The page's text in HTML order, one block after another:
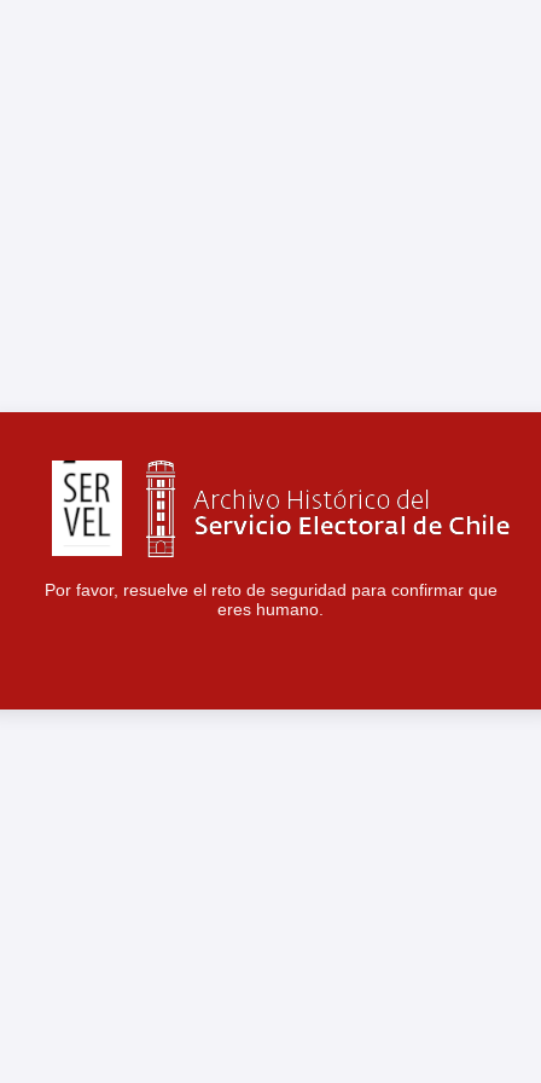
Por favor, resuelve el reto de seguridad para confirmar que
eres humano.